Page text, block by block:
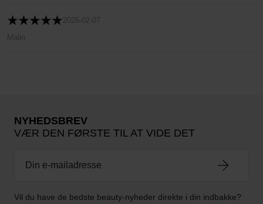
2026-02-07
Malin
NYHEDSBREV
VÆR DEN FØRSTE TIL AT VIDE DET
Vil du have de bedste beauty-nyheder direkte i din indbakke?